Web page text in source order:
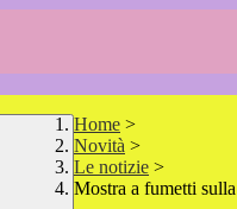
Home >
Novità >
Le notizie >
Mostra a fumetti